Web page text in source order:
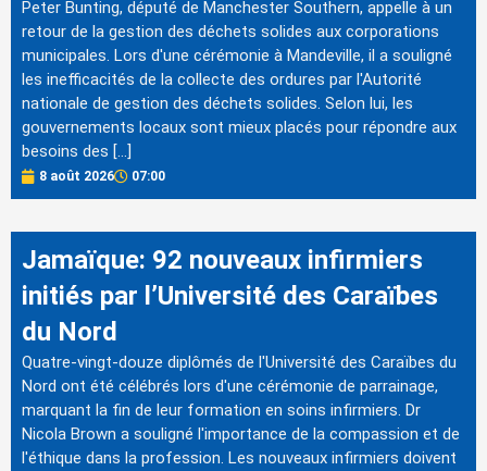
Peter Bunting, député de Manchester Southern, appelle à un
retour de la gestion des déchets solides aux corporations
municipales. Lors d'une cérémonie à Mandeville, il a souligné
les inefficacités de la collecte des ordures par l'Autorité
nationale de gestion des déchets solides. Selon lui, les
gouvernements locaux sont mieux placés pour répondre aux
besoins des […]
8 août 2026 07:00
Jamaïque: 92 nouveaux infirmiers
initiés par l’Université des Caraïbes
du Nord
Quatre-vingt-douze diplômés de l'Université des Caraïbes du
Nord ont été célébrés lors d'une cérémonie de parrainage,
marquant la fin de leur formation en soins infirmiers. Dr
Nicola Brown a souligné l'importance de la compassion et de
l'éthique dans la profession. Les nouveaux infirmiers doivent